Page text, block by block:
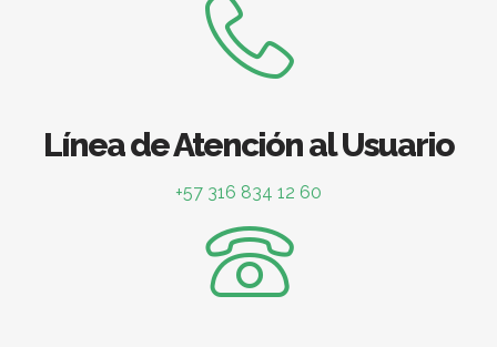
Línea de Atención al Usuario
+57 316 834 12 60